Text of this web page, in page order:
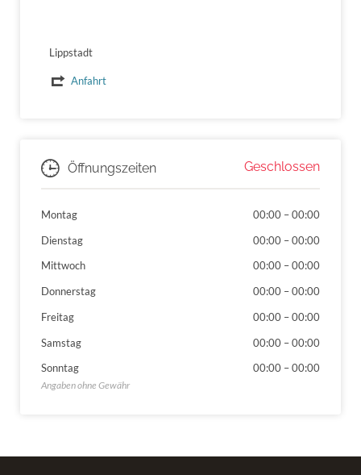
Lippstadt
Anfahrt
Öffnungszeiten Geschlossen
Montag 00:00 –00:00
Dienstag
00:00 –00:00
Mittwoch
00:00 –00:00
Donnerstag
00:00 –00:00
Freitag
00:00 –00:00
Samstag
00:00 –00:00
Sonntag
00:00 –00:00